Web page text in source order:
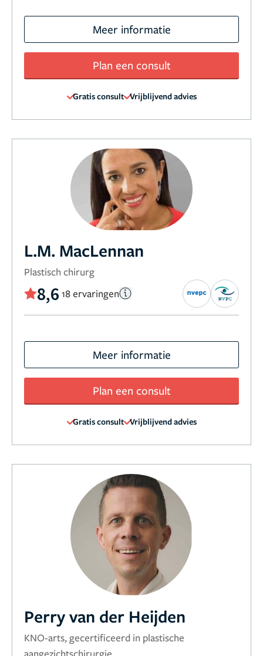
Meer informatie
Plan een consult
Gratis consult Vrijblijvend advies
L.M. MacLennan
Plastisch chirurg
8,6 18 ervaringen
Meer informatie
Plan een consult
Gratis consult Vrijblijvend advies
Perry van der Heijden
KNO-arts, gecertificeerd in plastische